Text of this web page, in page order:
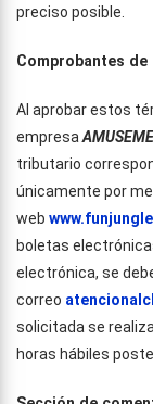
preciso posible.
Comprobantes de
Al aprobar estos
empresa
tributario
únicamente por
web
boletas
electrónica, se
correo
solicitada se
horas hábiles